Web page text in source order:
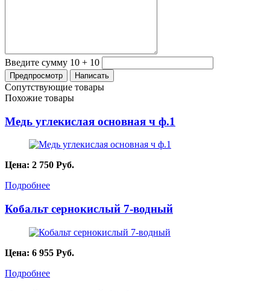
Введите сумму 10 + 10
Сопутствующие товары
Похожие товары
Медь углекислая основная ч ф.1
Цена: 2 750 Руб.
Подробнее
Кобальт сернокислый 7-водный
Цена: 6 955 Руб.
Подробнее